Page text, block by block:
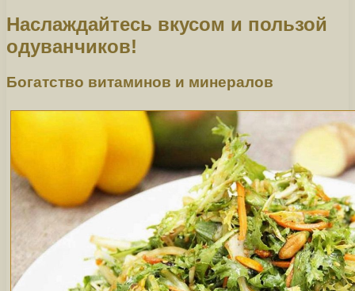
Наслаждайтесь вкусом и пользой
одуванчиков!
Богатство витаминов и минералов